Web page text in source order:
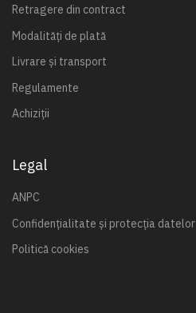
Retragere din contract
Modalități de plată
Livrare și transport
Regulamente
Achiziții
Legal
ANPC
Confidențialitate și protecția datelor
Politică cookies